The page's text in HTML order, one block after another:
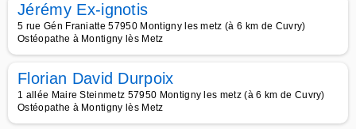
Jérémy Ex-ignotis
5 rue Gén Franiatte 57950 Montigny les metz (à 6 km de Cuvry)
Ostéopathe à Montigny lès Metz
Florian David Durpoix
1 allée Maire Steinmetz 57950 Montigny les metz (à 6 km de Cuvry)
Ostéopathe à Montigny lès Metz